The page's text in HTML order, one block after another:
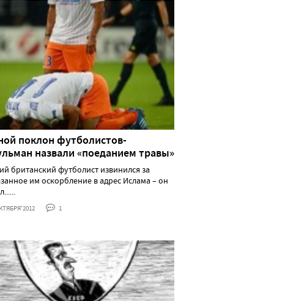
поклон футболистов-
назвали «поеданием травы»
британский футболист извинился за
им оскорбление в адрес Ислама – он
1